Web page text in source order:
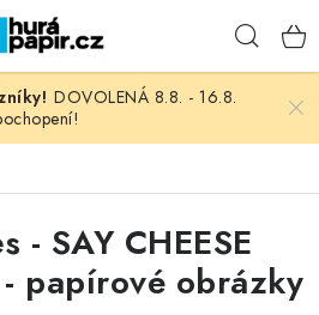
DOVOLENÁ 8.8. - 16.8.
- SAY CHEESE
papírové obrázky